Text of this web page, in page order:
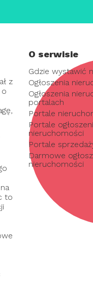
z
to
O serwisie
Gdzie wystawić
Ogłoszenia
Ogłoszenia
portalach
Portale
Portale
nieruchomości
Portale
Darmowe
nieruchomości